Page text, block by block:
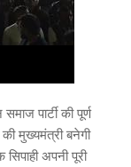
पार्टी की पूर्ण
मुख्यमंत्री बनेगी
अपनी पूरी